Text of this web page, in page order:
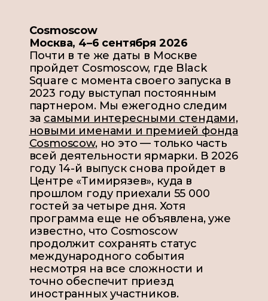
Cosmoscow
Москва, 4–6 сентября 2026
Почти в те же даты в Москве
пройдет Cosmoscow, где Black
Square с момента своего запуска в
2023 году выступал постоянным
партнером. Мы ежегодно следим
за самыми интересными стендами,
новыми именами и премией фонда
Cosmoscow, но это — только часть
всей деятельности ярмарки. В 2026
году 14-й выпуск снова пройдет в
Центре «Тимирязев», куда в
прошлом году приехали 55 000
гостей за четыре дня. Хотя
программа еще не объявлена, уже
известно, что Cosmoscow
продолжит сохранять статус
международного события
несмотря на все сложности и
точно обеспечит приезд
иностранных участников.